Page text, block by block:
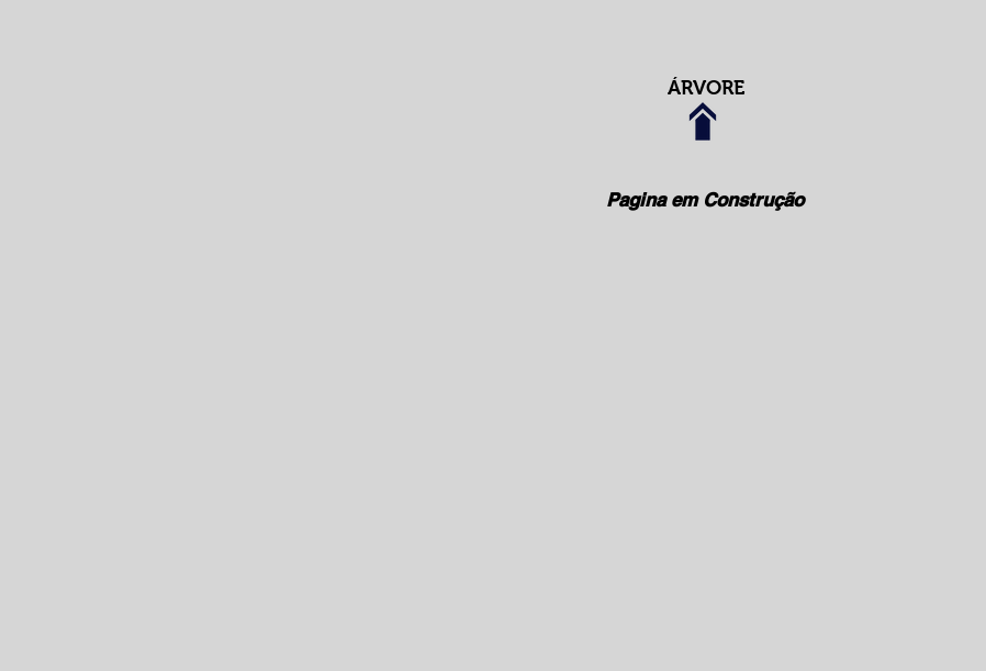
ÁRVORE
Pagina em Construção